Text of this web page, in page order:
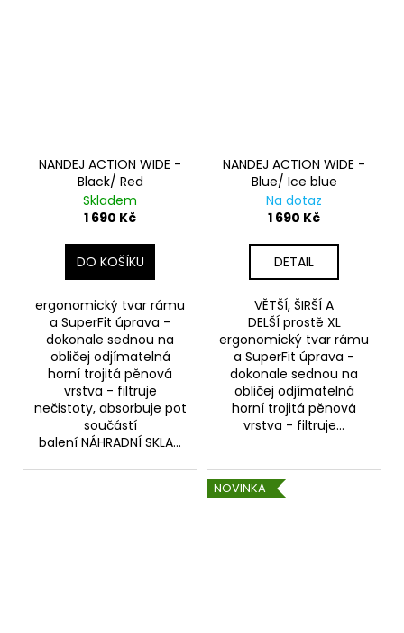
NANDEJ ACTION WIDE -
Black/ Red
Skladem
1 690 Kč
DO KOŠÍKU
ergonomický tvar rámu
a SuperFit úprava -
dokonale sednou na
obličej odjímatelná
horní trojitá pěnová
vrstva - filtruje
nečistoty, absorbuje pot
součástí
balení NÁHRADNÍ SKLA...
NANDEJ ACTION WIDE -
Blue/ Ice blue
Na dotaz
1 690 Kč
DETAIL
VĚTŠÍ, ŠIRŠÍ A
DELŠÍ prostě XL
ergonomický tvar rámu
a SuperFit úprava -
dokonale sednou na
obličej odjímatelná
horní trojitá pěnová
vrstva - filtruje...
NOVINKA